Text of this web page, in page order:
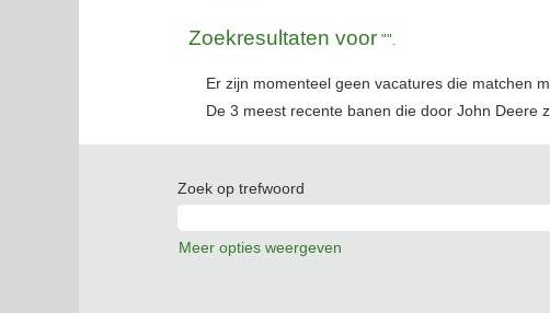
Zoekresultaten voor "".
Er zijn momenteel geen vacatures die matchen
De 3 meest recente banen die door John Deere
Zoek op trefwoord
Meer opties weergeven